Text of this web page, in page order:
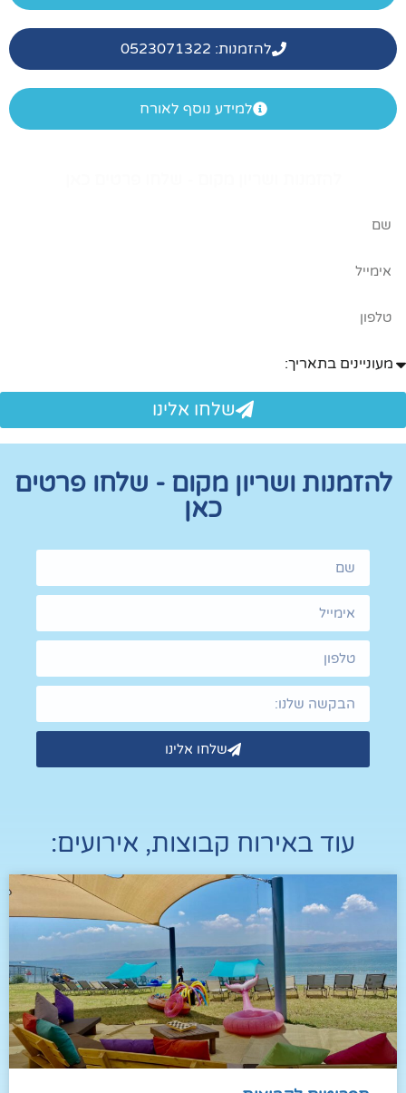
למידע נוסף לאורח
שלחו אלינו
ושריון מקום - שלחו פרטים
אירוח קבוצות ,אירועים :